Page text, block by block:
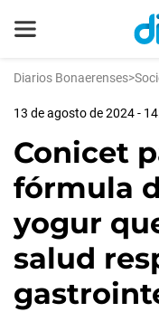
Diarios Bonaerenses>
13 de agosto de 2024 -
Conicet
fórmula
yogur
salud